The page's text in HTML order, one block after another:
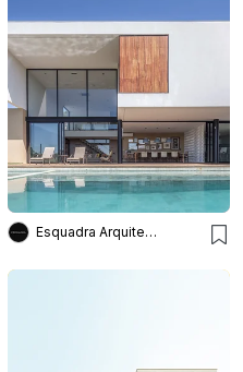
Esquadra Arquitetos